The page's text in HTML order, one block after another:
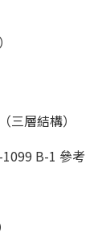
（三層結構）
B-1 參考